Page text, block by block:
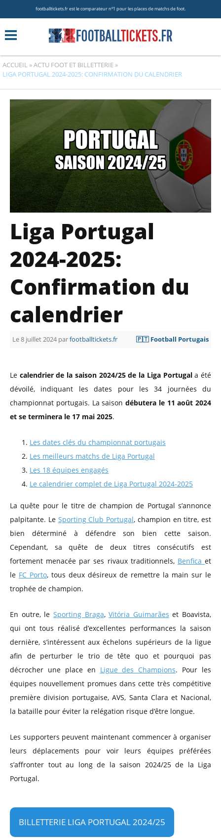
footballtickets.fr est le comparateur nº1 pour les places de matchs de foot.
ACCUEIL »ACTU FOOT ET BILLETTERIE »
LIGA PORTUGAL 2024-2025: CONFIRMATION DU CALENDRIER
Liga Portugal
2024-2025:
Confirmation du
calendrier
Le 8 juillet 2024 parfootballtickets.fr 🇵🇹 Football Portugais
Le calendrier de la saison 2024/25 de la Liga Portugala été
dévoilé, indiquant les dates pour les 34 journées du
championnat portugais. La saison débutera le 11 août 2024
et se terminera le 17 mai 2025.
Les dates clés du championnat portugais
Les meilleurs matchs de Liga Portugal
Les 18 équipes engagés
Le calendrier complet de Liga Portugal 2024-2025
La quête pour le titre de champion de Portugal s’annonce
palpitante. Le Sporting Club Portugal, champion en titre, est
bien déterminé à défendre son bien cette saison.
Cependant, sa quête de deux titres consécutifs est
fortement menacée par ses rivaux traditionnels, Benficaet
le FC Porto, tous deux désireux de remettre la main sur le
trophée de champion.
En outre, le Sporting Braga,Vitória Guimarães et Boavista,
qui ont tous réalisé d’excellentes performances la saison
dernière, s’intéressent aux échelons supérieurs de la ligue
afin de perturber le trio de tête quo et pourquoi pas
décrocher une place en Ligue des Champions. Pour les
équipes nouvellement promues dans cette très compétitive
première division portugaise, AVS, Santa Clara et Nacional,
la bataille pour éviter la relégation risque d’être longue.
Les supporters peuvent maintenant commencer à organiser
leurs déplacements pour voir leurs équipes préférées
s’affronter tout au long de la saison 2024/25 de la Liga
Portugal.
BILLETTERIE LIGA PORTUGAL 2024/25